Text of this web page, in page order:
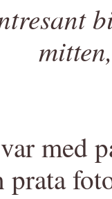
med
prata